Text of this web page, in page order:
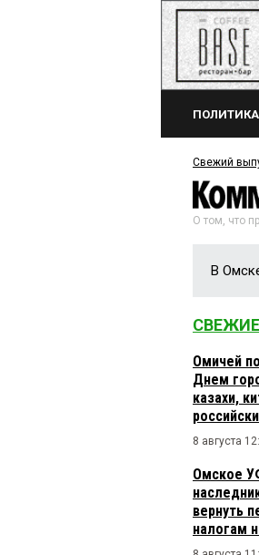
ПОЛИТИКА
Свежий
О том, что
В
Омичей
Днем
казахи,
8 августа
Омское
вернуть
налогам